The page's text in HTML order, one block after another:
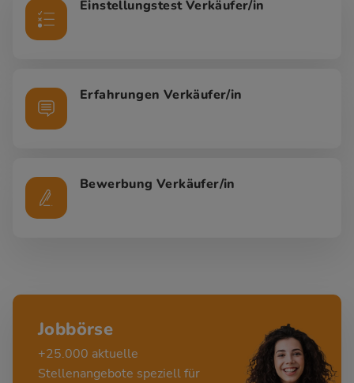
Einstellungstest Verkäufer/in
Erfahrungen Verkäufer/in
Bewerbung Verkäufer/in
Jobbörse
+25.000 aktuelle
Stellenangebote speziell für